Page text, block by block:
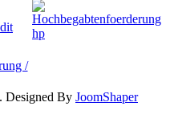
/
Designed By JoomShaper